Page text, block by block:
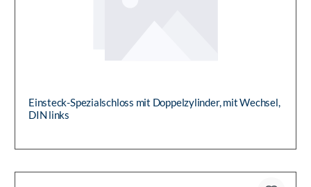
Einsteck-Spezialschloss mit Doppelzylinder, mit Wechsel,
DIN links